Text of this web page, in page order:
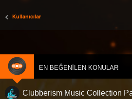
Kullanıcılar
EN BEĞENILEN KONULAR